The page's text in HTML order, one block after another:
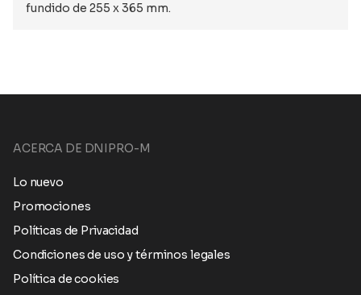
fundido de 255 x 365 mm.
ACERCA DE DNIPRO-M
Lo nuevo
Promociones
Políticas de Privacidad
Condiciones de uso y términos legales
Política de cookies